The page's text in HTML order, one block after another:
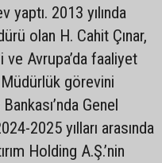
2013 yılında
olan H. Cahit Çınar,
ve Avrupa’da faaliyet
görevini
Genel
2025 yılları arasında
Holding A.Ş.’nin